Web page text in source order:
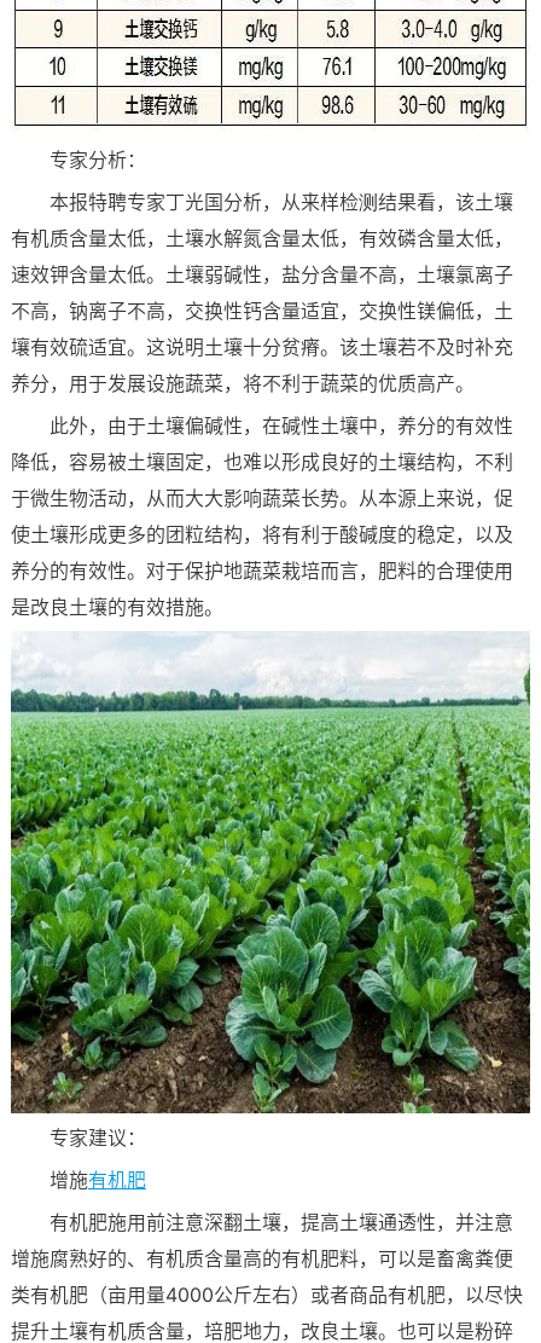
专家分析：
本报特聘专家丁光国分析，从来样检测结果看，该土壤
有机质含量太低，土壤水解氮含量太低，有效磷含量太低，
速效钾含量太低。土壤弱碱性，盐分含量不高，土壤氯离子
不高，钠离子不高，交换性钙含量适宜，交换性镁偏低，土
壤有效硫适宜。这说明土壤十分贫瘠。该土壤若不及时补充
养分，用于发展设施蔬菜，将不利于蔬菜的优质高产。
此外，由于土壤偏碱性，在碱性土壤中，养分的有效性
降低，容易被土壤固定，也难以形成良好的土壤结构，不利
于微生物活动，从而大大影响蔬菜长势。从本源上来说，促
使土壤形成更多的团粒结构，将有利于酸碱度的稳定，以及
养分的有效性。对于保护地蔬菜栽培而言，肥料的合理使用
是改良土壤的有效措施。
专家建议：
增施有机肥
有机肥施用前注意深翻土壤，提高土壤通透性，并注意
增施腐熟好的、有机质含量高的有机肥料，可以是畜禽粪便
类有机肥（亩用量4000公斤左右）或者商品有机肥，以尽快
提升土壤有机质含量，培肥地力，改良土壤。也可以是粉碎